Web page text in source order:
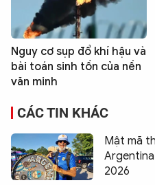
Nguy cơ sụp đổ khí hậu và
bài toán sinh tồn của nền
văn minh
CÁC TIN KHÁC
Mật mã
2026